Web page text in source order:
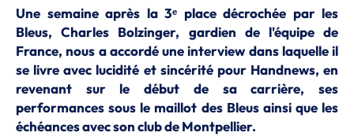
Une semaine après la 3ᵉ place décrochée par les
Bleus, Charles Bolzinger, gardien de l'équipe de
France, nous a accordé une interview dans laquelle il
se livre avec lucidité et sincérité pour Handnews, en
revenant sur le début de sa carrière, ses
performances sous le maillot des Bleus ainsi que les
échéances avec son club de Montpellier.